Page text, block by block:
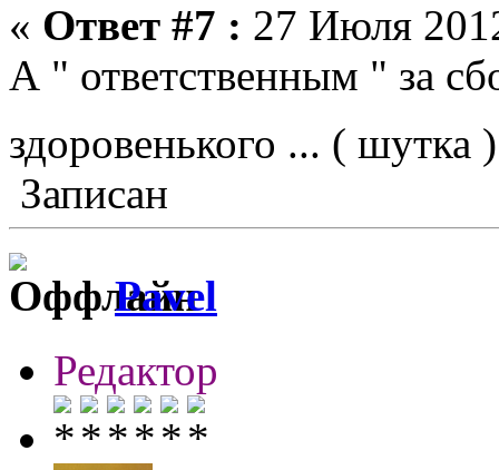
« Ответ #7 : 27 Июля
А " ответственным " за
здоровенького ... ( шутка
Записан
Pavel
Редактор